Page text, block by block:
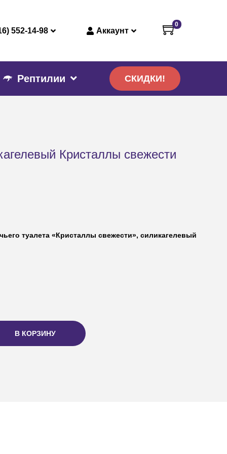
552-14-98 Аккаунт
0
Рептилии СКИДКИ!
Кристаллы свежести
туалета «Кристаллы свежести», силикагелевый
В КОРЗИНУ